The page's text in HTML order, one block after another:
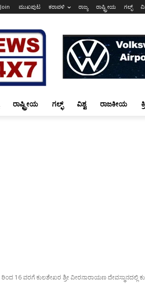
ಮುಖಪುಟ ಕರಾವಳಿ ರಾಜ್ಯ ರಾಷ್ಟ್ರೀಯ ಗಲ್ಫ್
ರಾಷ್ಟ್ರೀಯ ಗಲ್ಫ್ ವಿಶ್ವ ರಾಜಕೀಯ
16 ವರಗೆ ಕುಲಶೇಖರ ಶ್ರೀ ವೀರನಾರಾಯಣ ದೇವಸ್ಥಾನದಲ್ಲಿ